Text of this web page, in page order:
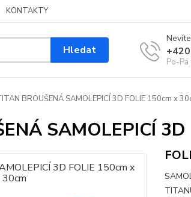
KONTAKTY
Hledat
Po-
BROUŠENÁ SAMOLEPICÍ 3D FOLIE 150cm x
SAMOLEPICÍ